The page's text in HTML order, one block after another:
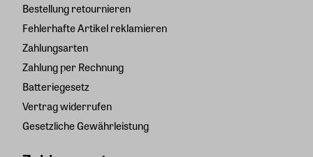
Bestellung retournieren
Fehlerhafte Artikel reklamieren
Zahlungsarten
Zahlung per Rechnung
Batteriegesetz
Vertrag widerrufen
Gesetzliche Gewährleistung